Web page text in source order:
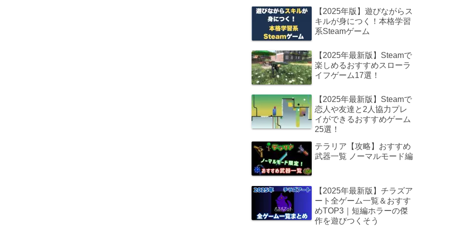
【2025年版】遊びながらス
キルが身につく！本格学習
系Steamゲーム
【2025年最新版】Steamで
楽しめるおすすめスローラ
イフゲーム17選！
【2025年最新版】Steamで
恋人や友達と2人協力プレ
イができるおすすめゲーム
25選！
テラリア【攻略】おすすめ
武器一覧 ノーマルモード編
【2025年最新版】チラズア
ート全ゲーム一覧＆おすす
めTOP3｜短編ホラーの傑
作を遊びつくそう